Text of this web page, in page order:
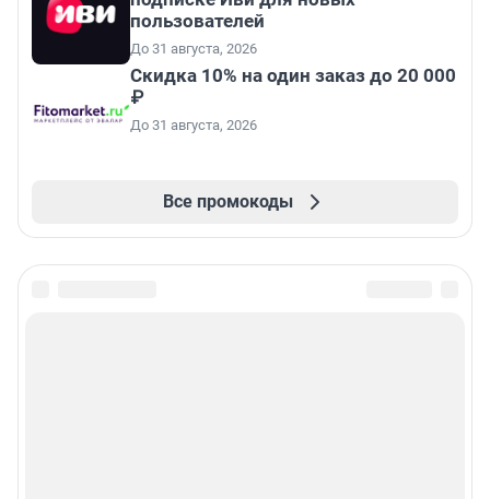
пользователей
До 31 августа, 2026
Скидка 10% на один заказ до 20 000
₽
До 31 августа, 2026
Все промокоды